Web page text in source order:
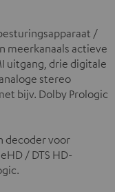
/
meerkanaals actieve
uitgang, drie digitale
stereo
bijv. Dolby Prologic
decoder voor
/ DTS HD-